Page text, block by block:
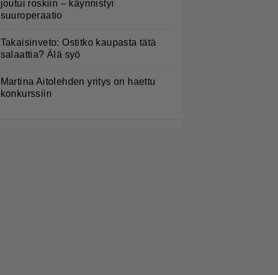
joutui roskiin – käynnistyi
suuroperaatio
Takaisinveto: Ostitko kaupasta tätä
salaattia? Älä syö
Martina Aitolehden yritys on haettu
konkurssiin